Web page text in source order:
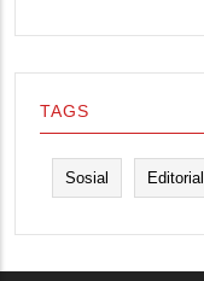
TAGS
Sosial Editorial